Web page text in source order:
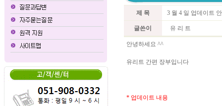
제 목 3 월 4 일 업데이트
글쓴이 유 리 트
안녕하세요 ^^
유리트 간편 장부입니다
* 업데이트 내용